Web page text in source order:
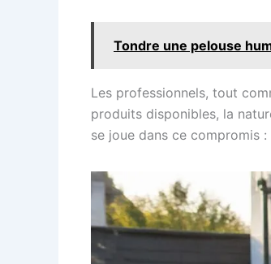
Tondre une pelouse
Les professionnels, tout
produits disponibles, la
se joue dans ce compromis